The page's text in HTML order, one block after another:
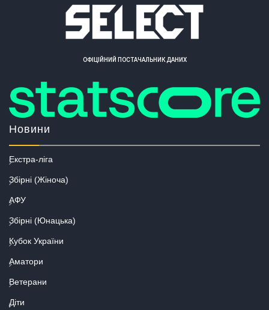
ОФІЦІЙНИЙ ПОСТАЧАЛЬНИК ДАНИХ
Новини
Екстра-ліга
Збірні (Жіноча)
АФУ
Збірні (Юнацька)
Кубок України
Аматори
Ветерани
Діти